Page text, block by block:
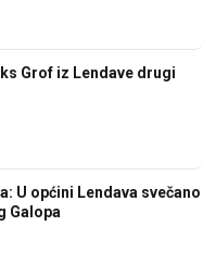
Grof iz Lendave drugi
U općini Lendava svečano
Galopa